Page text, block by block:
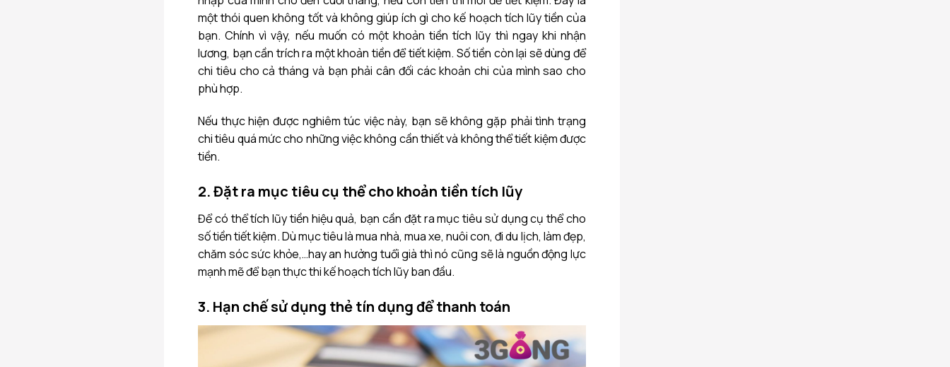
một thói quen không tốt và không giúp ích gì cho kế hoạch tích lũy tiền của
bạn. Chính vì vậy, nếu muốn có một khoản tiền tích lũy thì ngay khi nhận
lương, bạn cần trích ra một khoản tiền để tiết kiệm. Số tiền còn lại sẽ dùng để
chi tiêu cho cả tháng và bạn phải cân đối các khoản chi của mình sao cho
phù hợp.
Nếu thực hiện được nghiêm túc việc này, bạn sẽ không gặp phải tình trạng
chi tiêu quá mức cho những việc không cần thiết và không thể tiết kiệm được
tiền.
2. Đặt ra mục tiêu cụ thể cho khoản tiền tích lũy
Để có thể tích lũy tiền hiệu quả, bạn cần đặt ra mục tiêu sử dụng cụ thể cho
số tiền tiết kiệm. Dù mục tiêu là mua nhà, mua xe, nuôi con, đi du lịch, làm đẹp,
chăm sóc sức khỏe,…hay an hưởng tuổi già thì nó cũng sẽ là nguồn động lực
mạnh mẽ để bạn thực thi kế hoạch tích lũy ban đầu.
3. Hạn chế sử dụng thẻ tín dụng để thanh toán